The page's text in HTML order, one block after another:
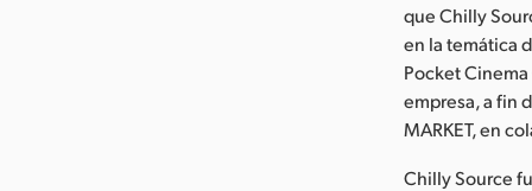
que Chilly
en la temática
Pocket
empresa, a fin
MARKET, en
Chilly Source